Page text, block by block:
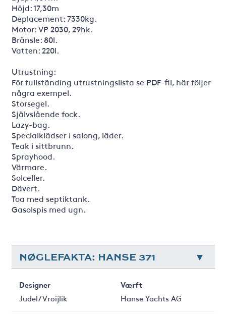
Höjd: 17,30m
Deplacement: 7330kg.
Motor: VP 2030, 29hk.
Bränsle: 80l.
Vatten: 220l.
Utrustning:
För fullständing utrustningslista se PDF-fil, här följer
några exempel.
Storsegel.
Självslående fock.
Lazy-bag.
Specialklädser i salong, läder.
Teak i sittbrunn.
Sprayhood.
Värmare.
Solceller.
Dävert.
Toa med septiktank.
Gasolspis med ugn.
NØGLEFAKTA: HANSE 371
Designer
Judel/Vroijlik
Værft
Hanse Yachts AG